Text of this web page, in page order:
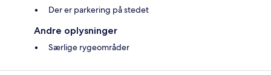
Der er parkering på stedet
Andre oplysninger
Særlige rygeområder